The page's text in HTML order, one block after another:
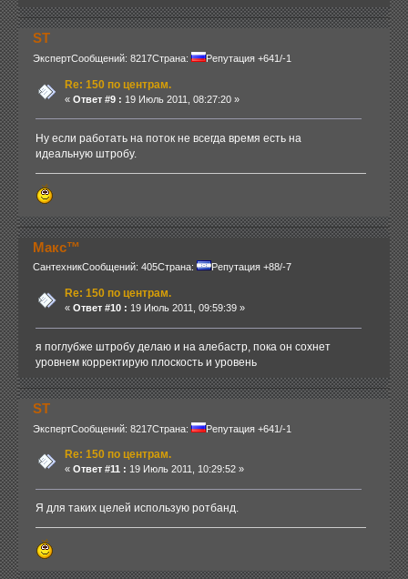
ST
ЭкспертСообщений: 8217Страна: Репутация +641/-1
Re: 150 по центрам.
« Ответ #9 : 19 Июль 2011, 08:27:20 »
Ну если работать на поток не всегда время есть на
идеальную штробу.
Макс™
СантехникСообщений: 405Страна: Репутация +88/-7
Re: 150 по центрам.
« Ответ #10 : 19 Июль 2011, 09:59:39 »
я поглубже штробу делаю и на алебастр, пока он сохнет
уровнем корректирую плоскость и уровень
ST
ЭкспертСообщений: 8217Страна: Репутация +641/-1
Re: 150 по центрам.
« Ответ #11 : 19 Июль 2011, 10:29:52 »
Я для таких целей использую ротбанд.